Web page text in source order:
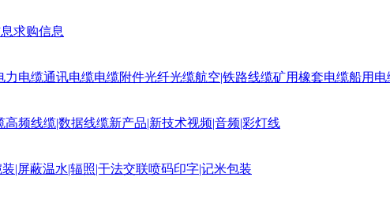
求购信息
力电缆通讯电缆电缆附件光纤光缆航空|铁路线缆矿用橡套电缆船用电
高频线缆|数据线缆新产品|新技术视频|音频|彩灯线
|屏蔽温水|辐照|干法交联喷码印字|记米包装